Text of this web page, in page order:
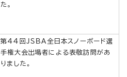
た。
第44回JSBA全日本スノーボード選
手権大会出場者による表敬訪問があ
りました。